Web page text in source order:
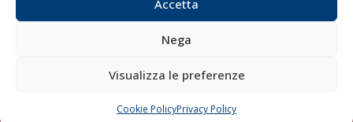
Accetta
Nega
Visualizza le preferenze
Cookie PolicyPrivacy Policy
Diporto
CHIAMA SCRIVI